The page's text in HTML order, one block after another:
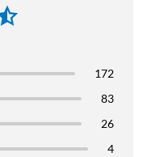
172
83
26
4